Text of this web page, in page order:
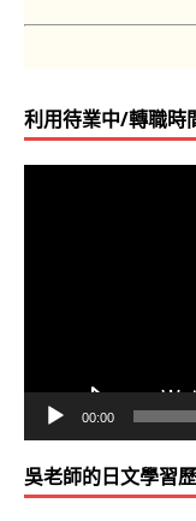
利用待業中/轉職時
00:00
吳老師的日文學習